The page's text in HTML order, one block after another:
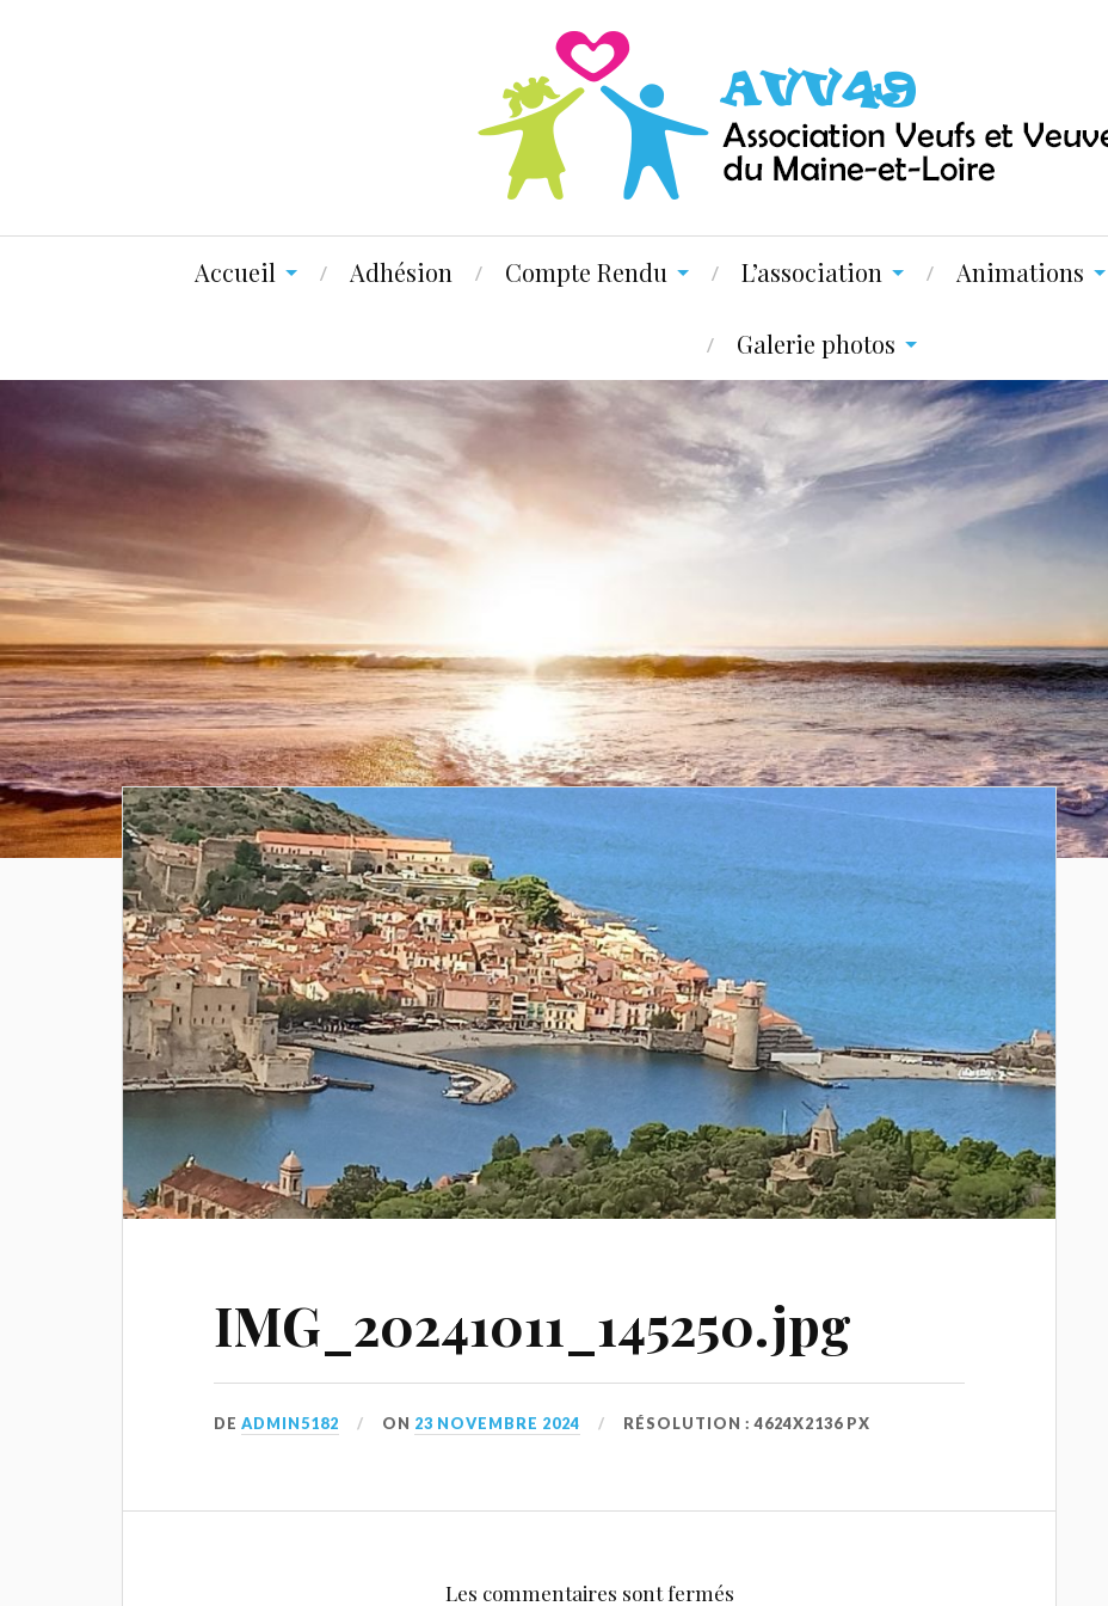
Accueil Adhésion Compte Rendu L’association Animations
Galerie photos
IMG_20241011_145250.jpg
DEADMIN5182 ON 23 NOVEMBRE 2024 RÉSOLUTION : 4624X2136 PX
Les commentaires sont fermés